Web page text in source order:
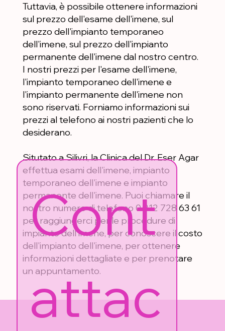
Tuttavia, è possibile ottenere informazioni
sul prezzo dell'esame dell'imene, sul
prezzo dell'impianto temporaneo
dell'imene, sul prezzo dell'impianto
permanente dell'imene dal nostro centro.
I nostri prezzi per l'esame dell'imene,
l'impianto temporaneo dell'imene e
l'impianto permanente dell'imene non
sono riservati. Forniamo informazioni sui
prezzi al telefono ai nostri pazienti che lo
desiderano.
Situtato a Silivri, la Clinica del Dr. Eser Agar
effettua esami dell'imene, impianto
temporaneo dell'imene e impianto
permanente dell'imene. Puoi chiamare il
nostro numero di telefono 0 212 728 63 61
per raggiungerci per le procedure di
impianto dell'imene, per conoscere il costo
dell'impianto dell'imene, per ottenere
informazioni dettagliate e per prenotare
un appuntamento.
Cont
attac